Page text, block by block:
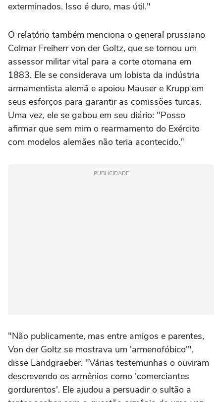
exterminados. Isso é duro, mas útil."
O relatório também menciona o general prussiano
Colmar Freiherr von der Goltz, que se tornou um
assessor militar vital para a corte otomana em
1883. Ele se considerava um lobista da indústria
armamentista alemã e apoiou Mauser e Krupp em
seus esforços para garantir as comissões turcas.
Uma vez, ele se gabou em seu diário: "Posso
afirmar que sem mim o rearmamento do Exército
com modelos alemães não teria acontecido."
PUBLICIDADE
"Não publicamente, mas entre amigos e parentes,
Von der Goltz se mostrava um 'armenofóbico'",
disse Landgraeber. "Várias testemunhas o ouviram
descrevendo os armênios como 'comerciantes
gordurentos'. Ele ajudou a persuadir o sultão a